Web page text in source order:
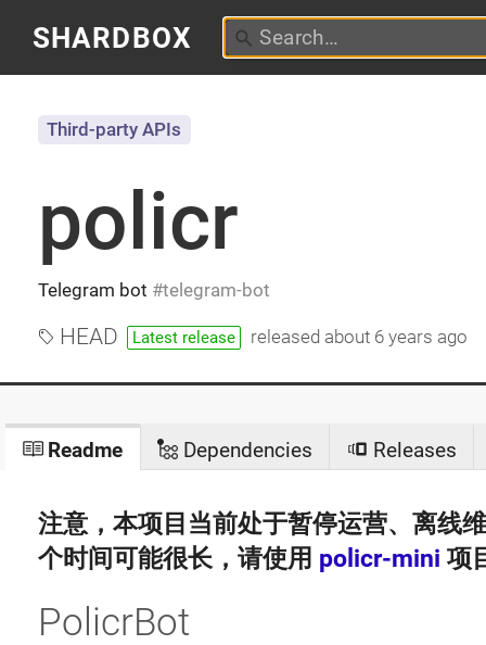
SHARDBOX
policr
Telegram bot telegram-bot
Third-party APIs
HEAD Latest release released about 6 years ago
Readme Dependencies Releases
注意，本项目当前处于暂停运营、离线
个时间可能很长，请使用 policr-mini 项
PolicrBot